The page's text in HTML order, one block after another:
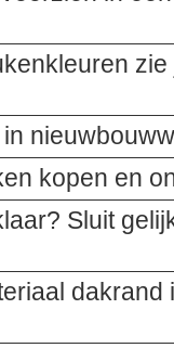
kopen en
Sluit
dakrand